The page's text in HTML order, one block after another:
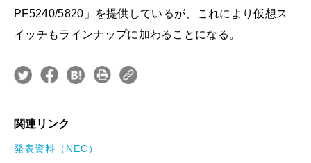
PF5240/5820」を提供しているが、これにより仮想ス
イッチもラインナップに加わることになる。
関連リンク
発表資料（NEC）